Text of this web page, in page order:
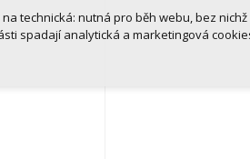
technická: nutná pro běh webu, bez
spadají analytická a marketingová